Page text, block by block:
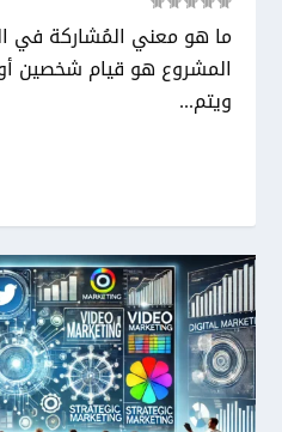
ما هو معني المُشاركة في
المشروع هو قيام شخصين
ويتم...